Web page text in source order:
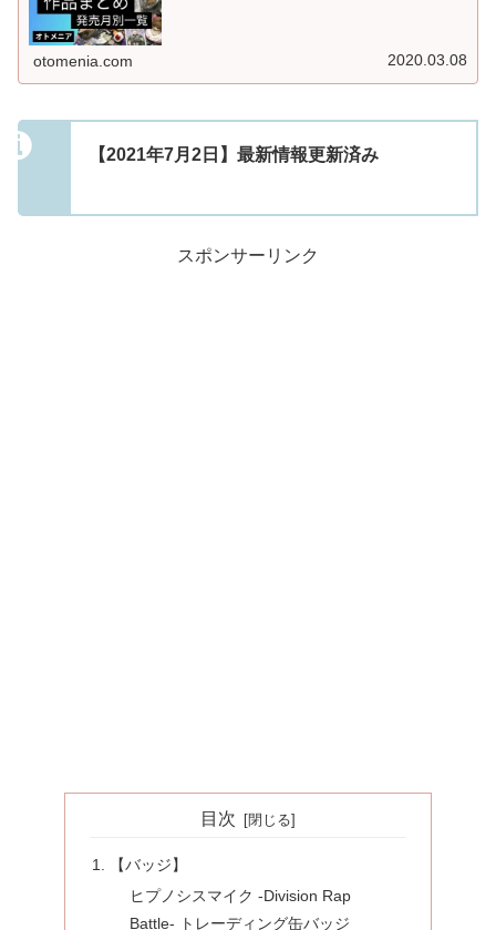
otomenia.com 2020.03.08
【2021年7月2日】最新情報更新済み
スポンサーリンク
目次
【バッジ】
ヒプノシスマイク -Division Rap
Battle- トレーディング缶バッジ